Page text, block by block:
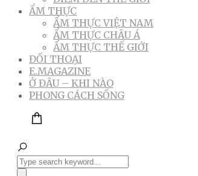
ẨM THỰC
ẨM THỰC VIỆT NAM
ẨM THỰC CHÂU Á
ẨM THỰC THẾ GIỚI
ĐỐI THOẠI
E.MAGAZINE
Ở ĐÂU – KHI NÀO
PHONG CÁCH SỐNG